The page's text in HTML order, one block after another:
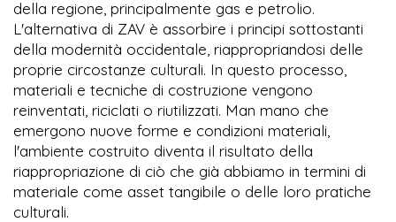
della regione, principalmente gas e petrolio.
L'alternativa di ZAV è assorbire i principi sottostanti
della modernità occidentale, riappropriandosi delle
proprie circostanze culturali. In questo processo,
materiali e tecniche di costruzione vengono
reinventati, riciclati o riutilizzati. Man mano che
emergono nuove forme e condizioni materiali,
l'ambiente costruito diventa il risultato della
riappropriazione di ciò che già abbiamo in termini di
materiale come asset tangibile o delle loro pratiche
culturali.